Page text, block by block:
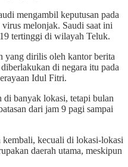
mengambil keputusan pada
melonjak. Saudi saat ini
tertinggi di wilayah Teluk.
yang dirilis oleh kantor berita
di negara itu pada
Idul Fitri.
banyak lokasi, tetapi bulan
dari jam 9 pagi sampai
kecuali di lokasi-lokasi
daerah utama, meskipun